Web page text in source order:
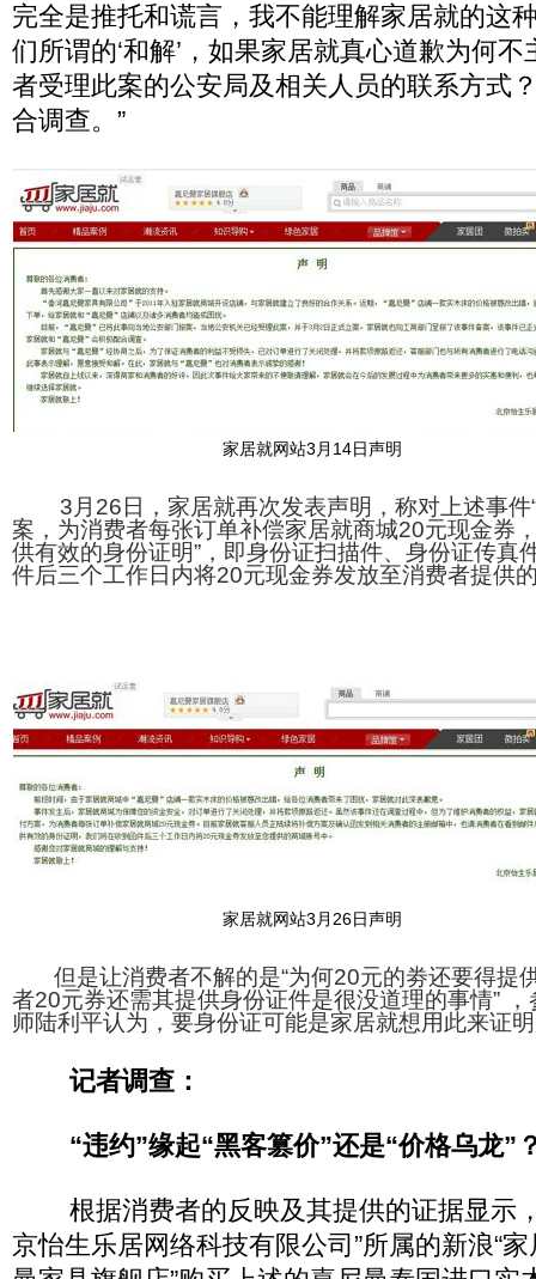
完全是推托和谎言，我不能理解家居就的这
们所谓的‘和解’，如果家居就真心道歉为何
者受理此案的公安局及相关人员的联系方式
合调查。”
家居就网站3月14日声明
3月26日，家居就再次发表声明，称对上述事件
案，为消费者每张订单补偿家居就商城20元现金券
供有效的身份证明”，即身份证扫描件、身份证传真
件后三个工作日内将20元现金券发放至消费者提供
家居就网站3月26日声明
但是让消费者不解的是“为何20元的劵还要得提
者20元券还需其提供身份证件是很没道理的事情”
师陆利平认为，要身份证可能是家居就想用此来证
记者调查：
“违约”缘起“黑客篡价”还是“价格乌龙”
根据消费者的反映及其提供的证据显示，
京怡生乐居网络科技有限公司”所属的新浪“家